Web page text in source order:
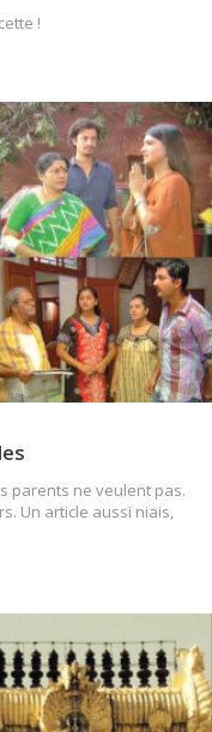
!
parents ne veulent pas.
Un article aussi niais,